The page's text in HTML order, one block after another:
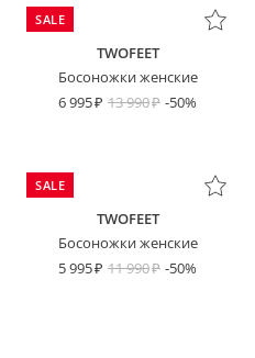
SALE
TWOFEET
Босоножки женские
6 995
13 990 -50%
SALE
TWOFEET
Босоножки женские
5 995
11 990 -50%